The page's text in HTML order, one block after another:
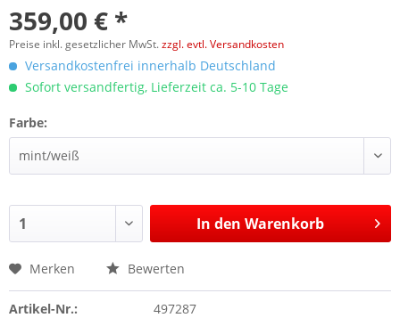
359,00 € *
Preise inkl. gesetzlicher MwSt.zzgl. evtl. Versandkosten
Versandkostenfrei innerhalb Deutschland
Sofort versandfertig, Lieferzeit ca. 5-10 Tage
Farbe:
In den Warenkorb
Merken Bewerten
Artikel-Nr.: 497287